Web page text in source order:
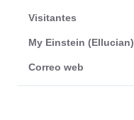
Visitantes
My Einstein (Ellucian)
Correo web